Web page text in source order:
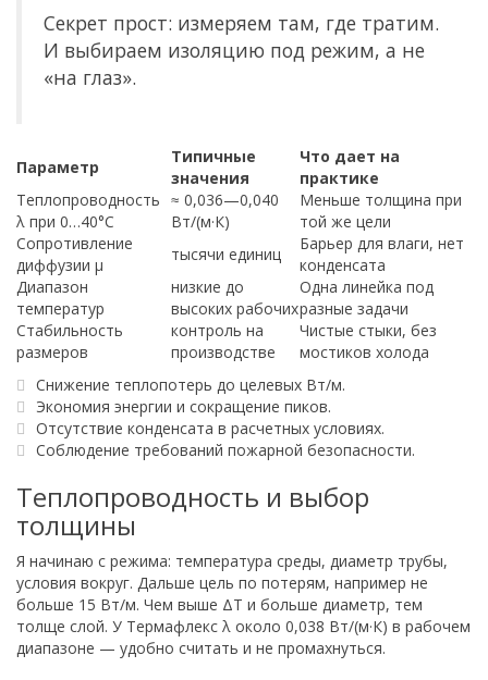
Секрет прост: измеряем там, где тратим.
И выбираем изоляцию под режим, а не
«на глаз».
Параметр
Типичные
значения
Что дает на
практике
Теплопроводность
λ при 0…40°C
≈ 0,036—0,040
Вт/(м·К)
Меньше толщина при
той же цели
Сопротивление
диффузии μ
тысячи единиц
Барьер для влаги, нет
конденсата
Диапазон
температур
низкие до
высоких рабочих
Одна линейка под
разные задачи
Стабильность
размеров
контроль на
производстве
Чистые стыки, без
мостиков холода
Снижение теплопотерь до целевых Вт/м.
Экономия энергии и сокращение пиков.
Отсутствие конденсата в расчетных условиях.
Соблюдение требований пожарной безопасности.
Теплопроводность и выбор
толщины
Я начинаю с режима: температура среды, диаметр трубы,
условия вокруг. Дальше цель по потерям, например не
больше 15 Вт/м. Чем выше ΔT и больше диаметр, тем
толще слой. У Термафлекс λ около 0,038 Вт/(м·К) в рабочем
диапазоне — удобно считать и не промахнуться.